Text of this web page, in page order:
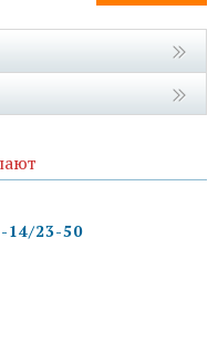
23-50